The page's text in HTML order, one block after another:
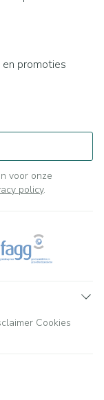
promoties
voor onze
policy.
Cookies